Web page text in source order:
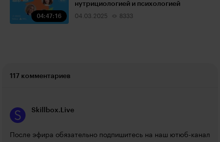
04:47:16
нутрициологией и психологией
04.03.2025 8333
117 комментариев
Skillbox.Live